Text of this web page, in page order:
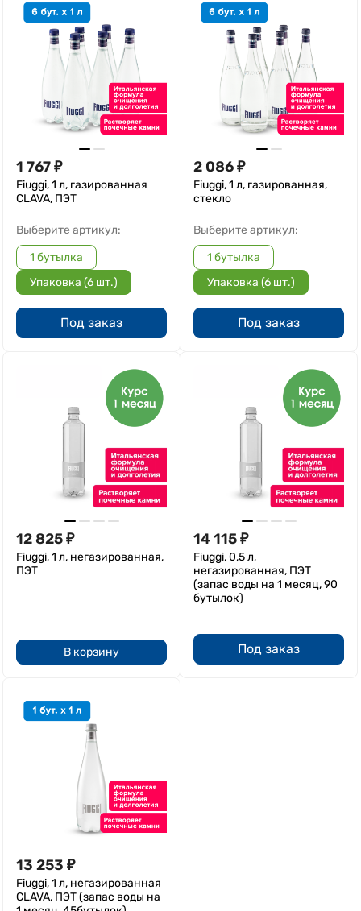
1 767₽
Fiuggi, 1 л, газированная
CLAVA, ПЭТ
Выберите артикул:
1 бутылка
Упаковка (6 шт.)
Под заказ
2 086₽
Fiuggi, 1 л, газированная,
стекло
Выберите артикул:
1 бутылка
Упаковка (6 шт.)
Под заказ
12 825₽
Fiuggi, 1 л, негазированная,
ПЭТ
В корзину
14 115₽
Fiuggi, 0,5 л,
негазированная, ПЭТ
(запас воды на 1 месяц, 90
бутылок)
Под заказ
13 253 ₽
Fiuggi, 1 л, негазированная
CLAVA, ПЭТ (запас воды на